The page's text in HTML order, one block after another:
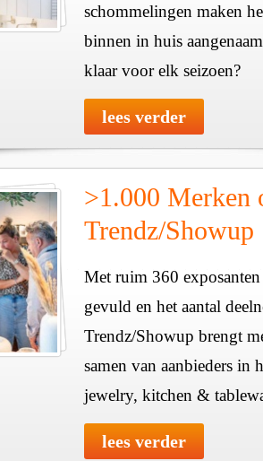
schommelingen maken
binnen in huis
klaar voor elk seizoen?
lees verder
>1.000 Merken
Trendz/Showup
Met ruim 360
gevuld en het aantal
Trendz/Showup brengt
samen van aanbieders in
jewelry, kitchen &
lees verder